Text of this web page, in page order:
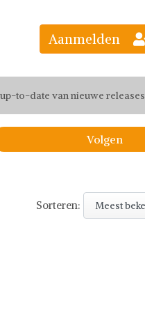
jouw favoriete looks
to-date van nieuwe releases
de leukste items met vrienden
Aanmelden
Volgen
Sorteren: